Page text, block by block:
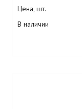
Цена, шт.
В наличии